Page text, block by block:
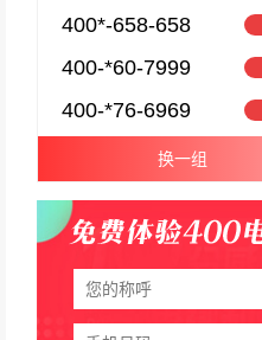
400*-658-658
400-*60-7999
400-*76-6969
换一组